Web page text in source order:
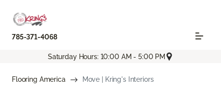
785-371-4068
Saturday Hours: 10:00 AM - 5:00 PM
Flooring America Move | Kring's Interiors